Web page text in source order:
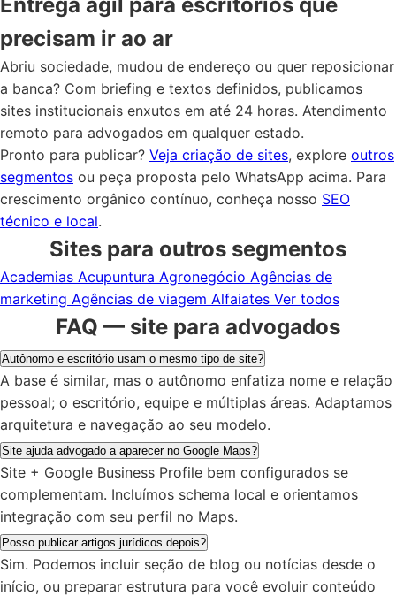
precisam ir ao ar
Abriu sociedade, mudou de endereço ou quer reposicionar
a banca? Com briefing e textos definidos, publicamos
sites institucionais enxutos em até 24 horas. Atendimento
remoto para advogados em qualquer estado.
Pronto para publicar? Veja criação de sites, explore outros
segmentos ou peça proposta pelo WhatsApp acima. Para
crescimento orgânico contínuo, conheça nosso SEO
técnico e local.
Sites para outros segmentos
Academias Acupuntura Agronegócio Agências de
marketing Agências de viagem Alfaiates Ver todos
FAQ — site para advogados
Autônomo e escritório usam o mesmo tipo de site?
A base é similar, mas o autônomo enfatiza nome e relação
pessoal; o escritório, equipe e múltiplas áreas. Adaptamos
arquitetura e navegação ao seu modelo.
Site ajuda advogado a aparecer no Google Maps?
Site + Google Business Profile bem configurados se
complementam. Incluímos schema local e orientamos
integração com seu perfil no Maps.
Posso publicar artigos jurídicos depois?
Sim. Podemos incluir seção de blog ou notícias desde o
início, ou preparar estrutura para você evoluir conteúdo